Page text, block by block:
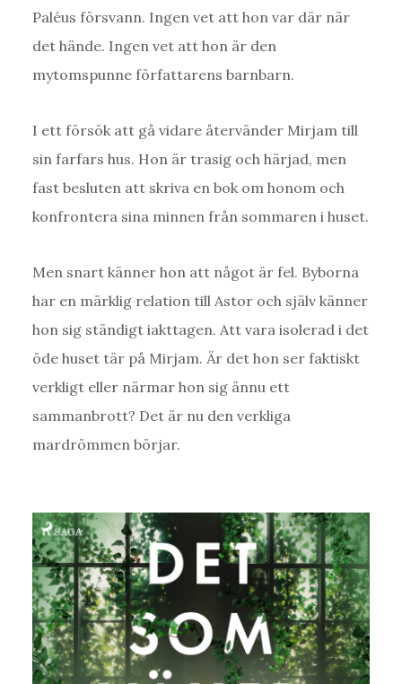
Paléus försvann. Ingen vet att hon var där när
det hände. Ingen vet att hon är den
mytomspunne författarens barnbarn.
I ett försök att gå vidare återvänder Mirjam till
sin farfars hus. Hon är trasig och härjad, men
fast besluten att skriva en bok om honom och
konfrontera sina minnen från sommaren i huset.
Men snart känner hon att något är fel. Byborna
har en märklig relation till Astor och själv känner
hon sig ständigt iakttagen. Att vara isolerad i det
öde huset tär på Mirjam. Är det hon ser faktiskt
verkligt eller närmar hon sig ännu ett
sammanbrott? Det är nu den verkliga
mardrömmen börjar.